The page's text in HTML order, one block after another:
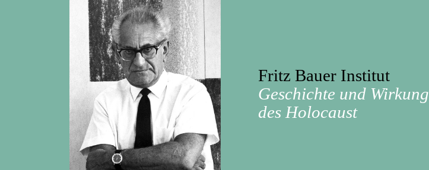
Fritz Bauer Institut
Geschichte und Wirkung
des Holocaust